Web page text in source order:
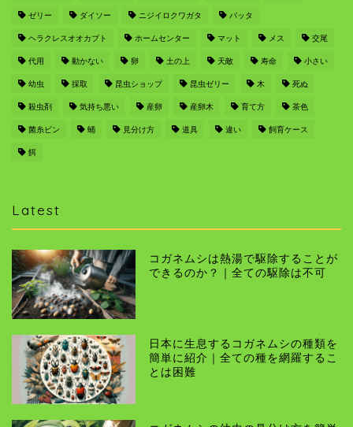
ゼリー ダイソー ニジイロクワガタ バッタ
ヘラクレスオオカブト ホームセンター マット メス 交尾
代用 動かない 卵 土の上 天敵 寿命 小さい
幼虫 採取 昆虫ショップ 昆虫ゼリー 木 死ぬ
殺虫剤 気持ち悪い 産卵 産卵木 育て方 茶色
菌糸ビン 蛹 見分け方 道具 違い 飼育ケース
餌
Latest
コガネムシは熱湯で駆除することが
できるのか？｜全ての駆除は不可
日本に生息するコガネムシの種類を
簡単に紹介｜全ての種を網羅するこ
とは困難